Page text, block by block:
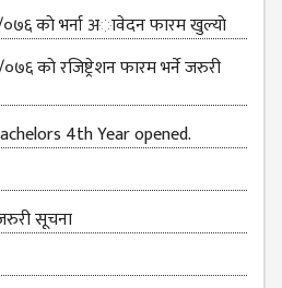
काे भर्ना अावेदन फारम खुल्याे
काे रजिष्ट्रेशन फारम भर्ने जरुरी
4th Year opened.
सूचना